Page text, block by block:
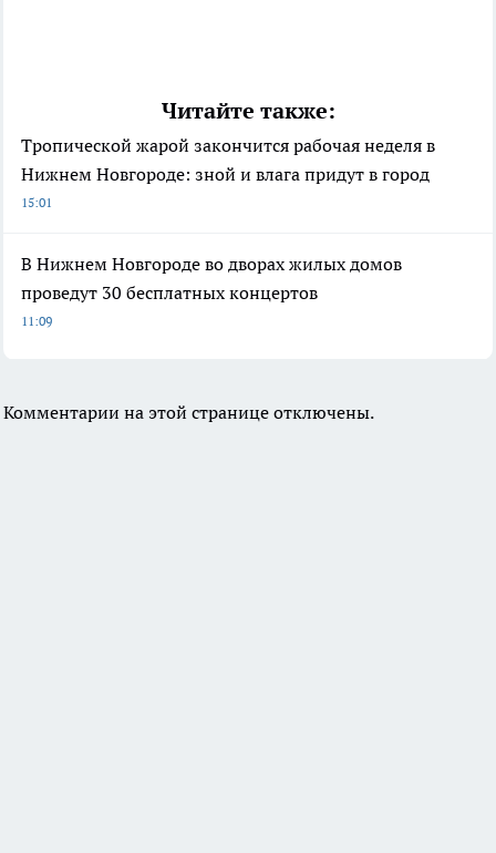
Читайте также:
Тропической жарой закончится рабочая неделя в
Нижнем Новгороде: зной и влага придут в город
15:01
В Нижнем Новгороде во дворах жилых домов
проведут 30 бесплатных концертов
11:09
Комментарии на этой странице отключены.